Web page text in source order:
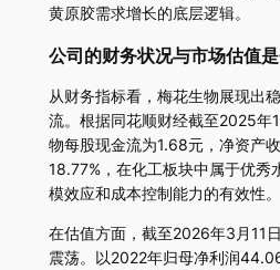
黄原胶需求增长的底层逻辑。
公司的财务状况与市场估值
从财务指标看，梅花生物展现出
流。根据同花顺财经截至2025年
物每股现金流为1.68元，净资产
18.77%，在化工板块中属于优秀
模效应和成本控制能力的有效性。
在估值方面，截至2026年3月11
震荡。以2022年归母净利润